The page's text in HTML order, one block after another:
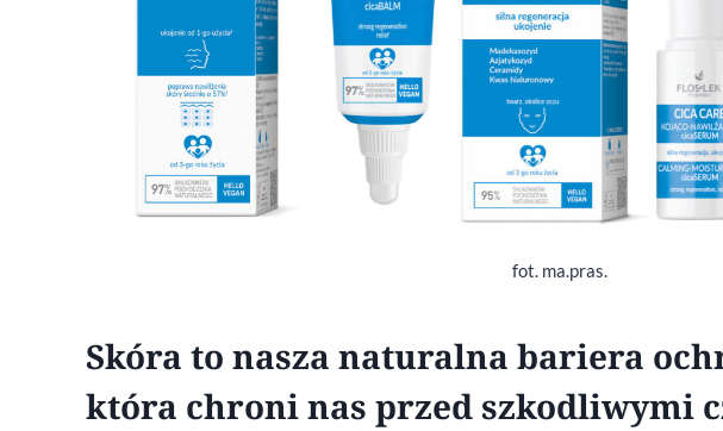
fot. ma.pras.
Skóra to nasza naturalna bariera
która chroni nas przed szkodliwymi